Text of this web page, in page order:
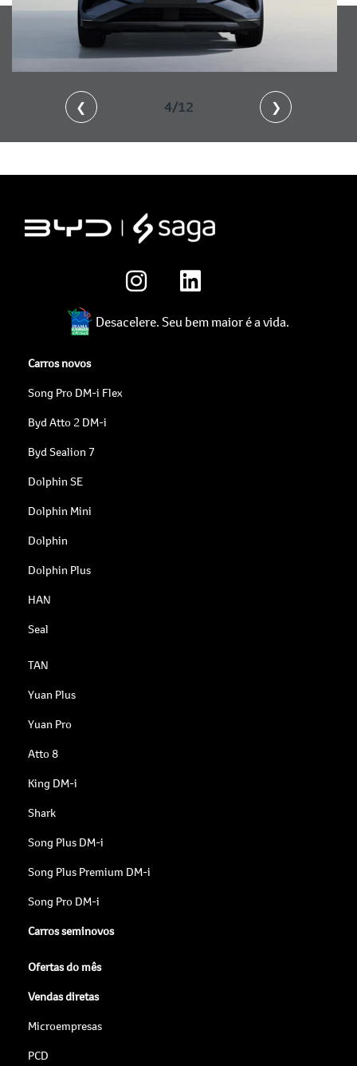
❮ 5/12 ❯
Desacelere. Seu bem maior é a vida.
Carros novos
Song Pro DM-i Flex
Byd Atto 2 DM-i
Byd Sealion 7
Dolphin SE
Dolphin Mini
Dolphin
Dolphin Plus
HAN
Seal
TAN
Yuan Plus
Yuan Pro
Atto 8
King DM-i
Shark
Song Plus DM-i
Song Plus Premium DM-i
Song Pro DM-i
Carros seminovos
Ofertas do mês
Vendas diretas
Microempresas
PCD